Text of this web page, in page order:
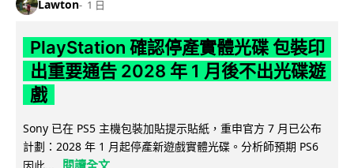
Lawton 1 日
PlayStation 確認停產實體光碟 包裝印
出重要通告 2028 年 1 月後不出光碟遊
戲
Sony 已在 PS5 主機包裝加貼提示貼紙，重申官方 7 月已公布
計劃：2028 年 1 月起停產新遊戲實體光碟。分析師預期 PS6